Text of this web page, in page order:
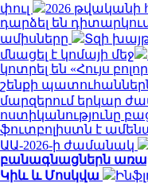
փուլ
2026 թվականի
դարձել են
ամիսները
Տզի
մնացել է կոմայի մեջ
կոտրել են «Հույս
շենքի
մարզերում երկար
ոստիկանությունը
ֆուտբոլիստն է
ԱԱ-2026-ի ժամանակ
բանագնացներն
Կիև և Մոսկվա